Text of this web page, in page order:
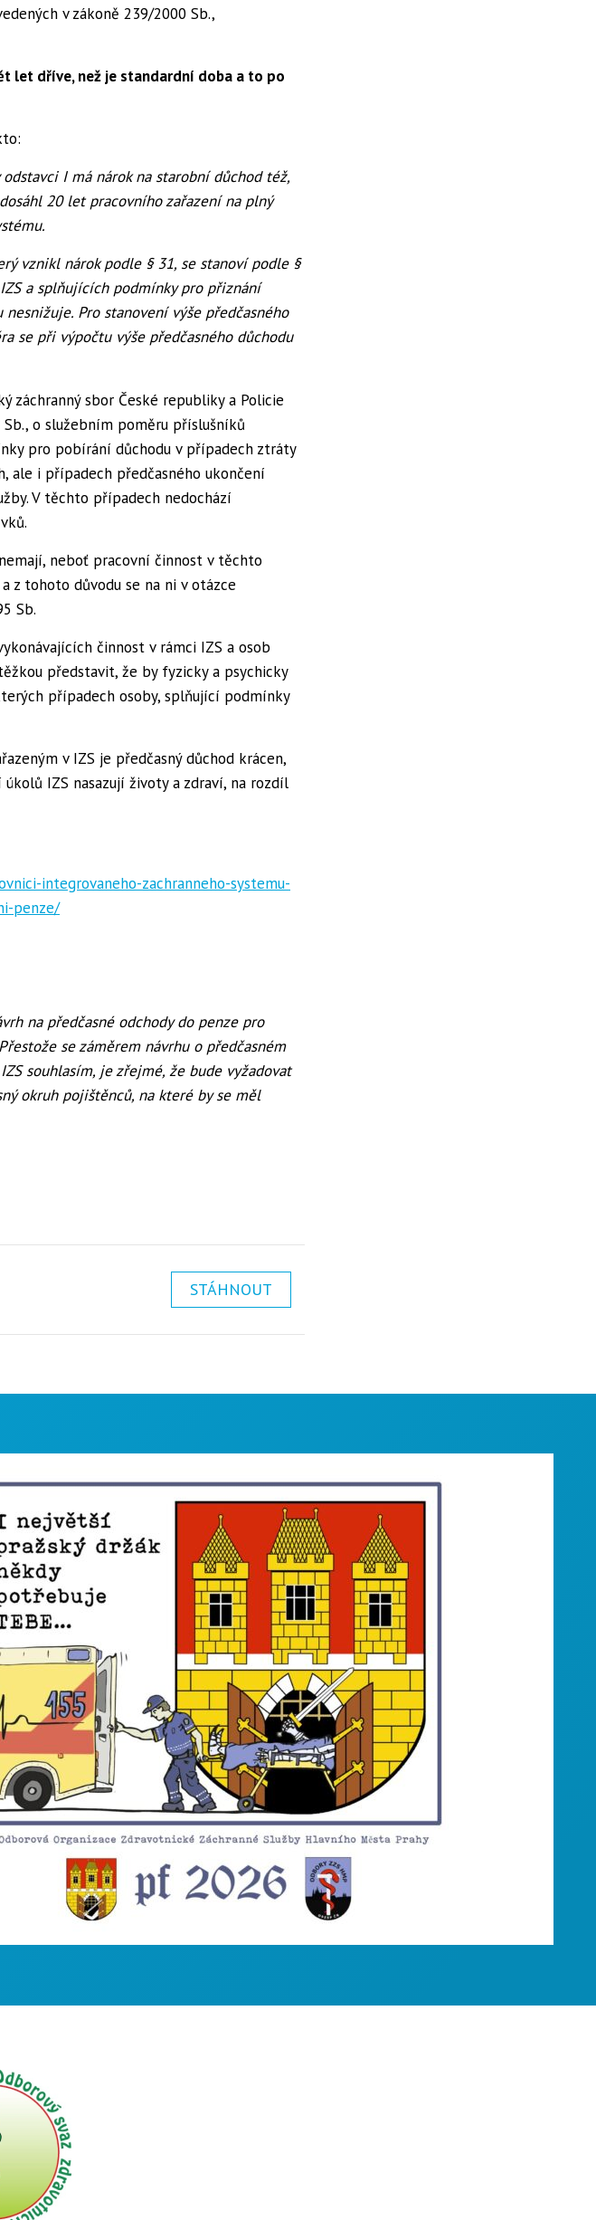
v zákoně 239/2000 Sb.,
let dříve, než je standardní doba a to po
I má nárok na starobní důchod též,
20 let pracovního zařazení na plný
vznikl nárok podle § 31, se stanoví podle §
a splňujících podmínky pro přiznání
Pro stanovení výše předčasného
se při výpočtu výše předčasného důchodu
záchranný sbor České republiky a Policie
o služebním poměru příslušníků
pro pobírání důchodu v případech ztráty
ale i případech předčasného ukončení
V těchto případech nedochází
neboť pracovní činnost v těchto
z tohoto důvodu se na ni v otázce
Sb.
činnost v rámci IZS a osob
představit, že by fyzicky a psychicky
případech osoby, splňující podmínky
v IZS je předčasný důchod krácen,
IZS nasazují životy a zdraví, na rozdíl
integrovaneho-zachranneho-systemu-
penze/
na předčasné odchody do penze pro
se záměrem návrhu o předčasném
souhlasím, je zřejmé, že bude vyžadovat
okruh pojištěnců, na které by se měl
STÁHNOUT